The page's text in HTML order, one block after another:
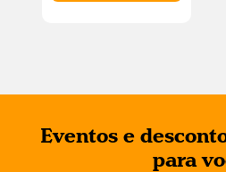
Eventos e
para